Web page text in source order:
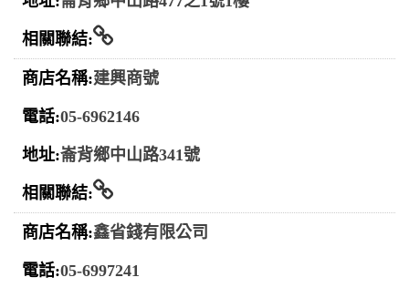
相關連結
建興商號
05-6962146
崙背鄉中山路341號
相關連結
鑫省錢有限公司
05-6997241